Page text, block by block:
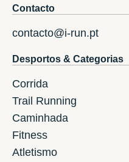
Contacto
contacto@i-run.pt
Desportos & Categorias
Corrida
Trail Running
Caminhada
Fitness
Atletismo